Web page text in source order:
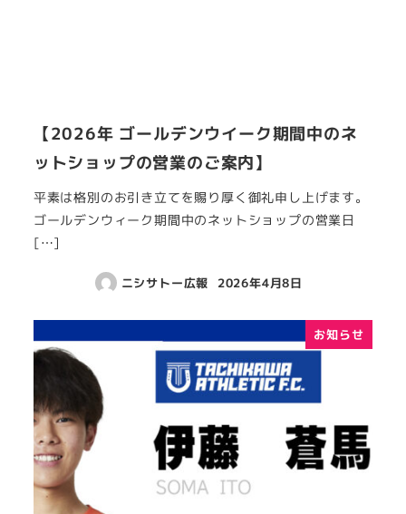
【2026年 ゴールデンウイーク期間中のネ
ットショップの営業のご案内】
平素は格別のお引き立てを賜り厚く御礼申し上げます。
ゴールデンウィーク期間中のネットショップの営業日
[…]
ニシサトー広報 2026年4月8日
お知らせ